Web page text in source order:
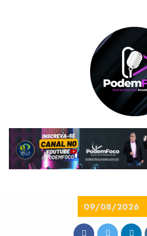
09/08/2026